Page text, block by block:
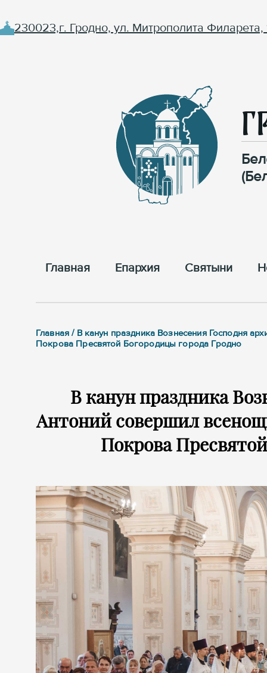
230023,г. Гродно, ул. Митрополита Филарета,
Главная Епархия Cвятыни
Главная / В канун праздника Вознесения Господня
Покрова Пресвятой Богородицы города Гродно
В канун праздника
Антоний совершил
Покрова